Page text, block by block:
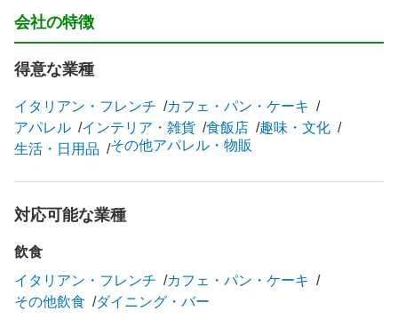
会社の特徴
得意な業種
イタリアン・フレンチ
カフェ・パン・ケーキ
アパレル
インテリア・雑貨 食飯店
趣味・文化
生活・日用品
その他アパレル・物販
対応可能な業種
飲食
イタリアン・フレンチ
カフェ・パン・ケーキ
その他飲食
ダイニング・バー